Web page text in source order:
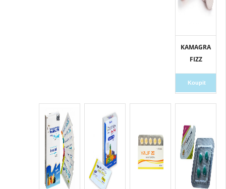
KAMAGRA
FIZZ
Koupit